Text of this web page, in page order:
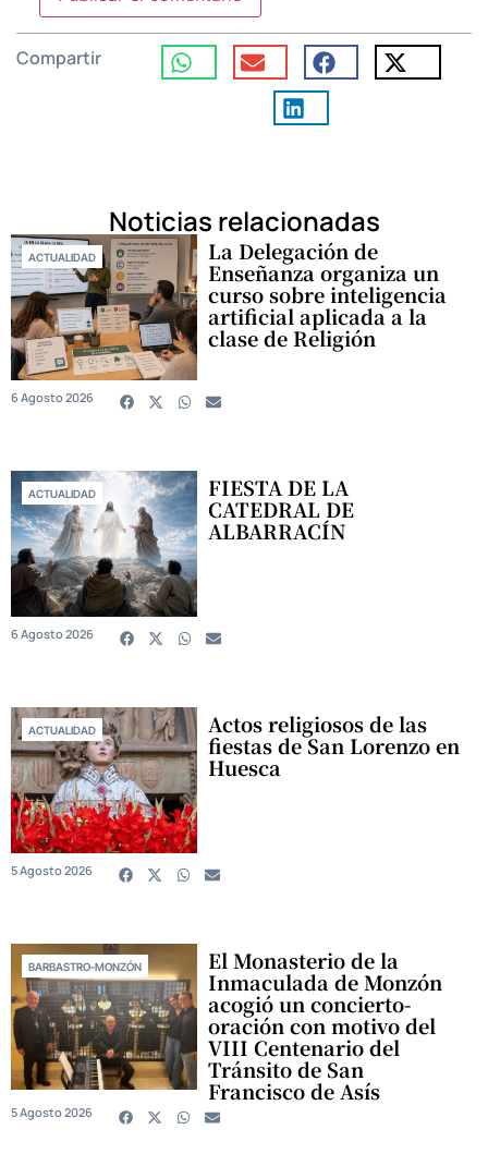
Compartir
Noticias relacionadas
ACTUALIDAD La Delegación de
Enseñanza organiza un
curso sobre inteligencia
artificial aplicada a la
clase de Religión
6 Agosto 2026
ACTUALIDAD FIESTA DE LA
CATEDRAL DE
ALBARRACÍN
6 Agosto 2026
ACTUALIDAD Actos religiosos de las
fiestas de San Lorenzo en
Huesca
5 Agosto 2026
BARBASTRO-MONZÓN El Monasterio de la
Inmaculada de Monzón
acogió un concierto-
oración con motivo del
VIII Centenario del
Tránsito de San
Francisco de Asís
5 Agosto 2026